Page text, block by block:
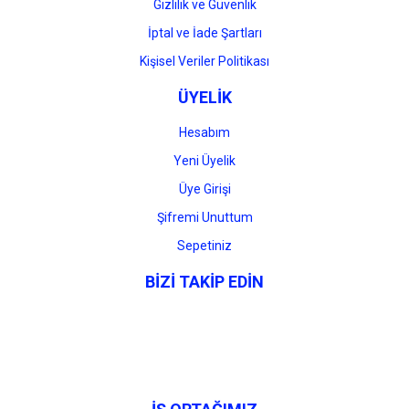
Gizlilik ve Güvenlik
İptal ve İade Şartları
Kişisel Veriler Politikası
ÜYELİK
Hesabım
Yeni Üyelik
Üye Girişi
Şifremi Unuttum
Sepetiniz
BİZİ TAKİP EDİN